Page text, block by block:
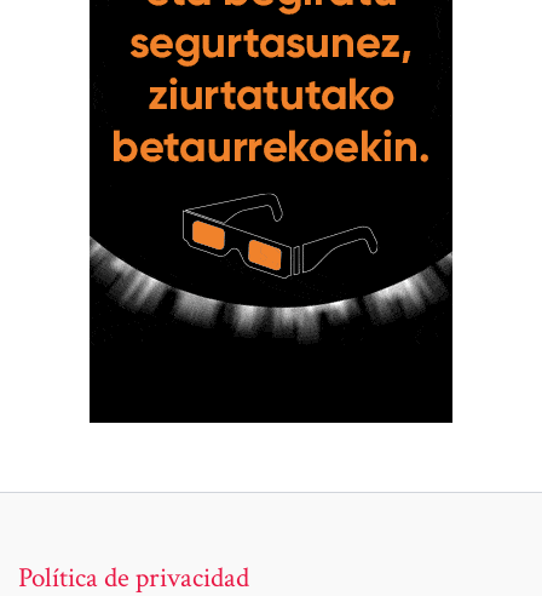
Política de privacidad